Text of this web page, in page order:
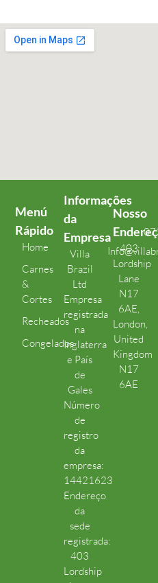
Menú
Rápido
Home
Carnes
&
Cortes
Recheados
Congelados
Informações
da
Empresa
Villa
Brazil
Ltd
Empresa
registrada
na
Inglaterra
e País
de
Gales
Número
de
registro
da
empresa:
14421623
Endereço
da
sede
registrada:
403
Lordship
Nosso
403
Lordship
Lane
N17
6AE,
London,
United
Kingdom
N17
6AE